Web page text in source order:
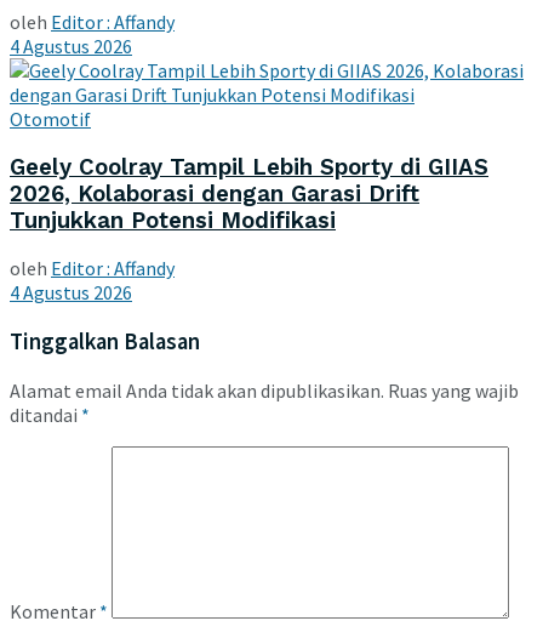
oleh Editor : Affandy
4 Agustus 2026
Otomotif
Geely Coolray Tampil Lebih Sporty di GIIAS
2026, Kolaborasi dengan Garasi Drift
Tunjukkan Potensi Modifikasi
oleh Editor : Affandy
4 Agustus 2026
Tinggalkan Balasan
Alamat email Anda tidak akan dipublikasikan. Ruas yang wajib
ditandai *
Komentar *